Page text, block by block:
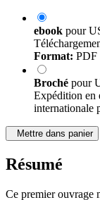
ebookpour
Format:
Brochépour
Expédition en